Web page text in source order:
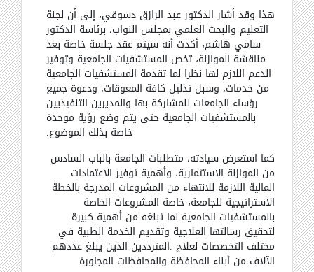
هذا وقد أشار الدكتور عبد الرازق دسوقي، إلى أن لجنة
التعليم والبحث العلمي بمجلس النواب، برئاسة الدكتور
سامي هاشم، أكدت أنه سيتم عقد جلسة خاصة بعد
مناقشة الموازنة، تخص المستشفيات الجامعية وتوفير
الدعم اللازم لها نظرا لما تقدمة المستشفيات الجامعية
من خدمات، وسبل تذليل كافة المعوقات، ودعوة جميع
رؤساء الجامعات للمشاركة بها والمديرين التنفيذيين
بالمستشفيات الجامعية حتى يتم وضع رؤية موحدة
خاصة بذلك الموضوع.
كما استعرض سيادته، متطلبات الجامعة بالباب السادس
من الموازنة الاستثمارية، وأهمية توفير الاعتمادات
المالية اللازمة للانتهاء من المشروعات المدرجة بالخطة
الاستراتيجية للجامعة، خاصة المشروعات الخاصة
بالمستشفيات الجامعية لما تبلغه من أهمية كبيرة
لتحقيق رسالتها العلاجية وتقديم الخدمة الطبية في
مختلف التخصصات لعلاج .المترددين الذين يبلغ عددهم
الآلاف من أبناء المحافظة والمحافظات المجاورة